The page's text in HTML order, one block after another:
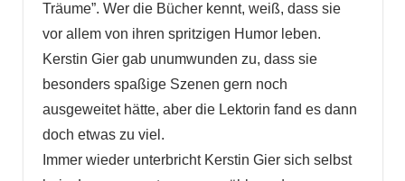
Träume”. Wer die Bücher kennt, weiß, dass sie
vor allem von ihren spritzigen Humor leben.
Kerstin Gier gab unumwunden zu, dass sie
besonders spaßige Szenen gern noch
ausgeweitet hätte, aber die Lektorin fand es dann
doch etwas zu viel.
Immer wieder unterbricht Kerstin Gier sich selbst